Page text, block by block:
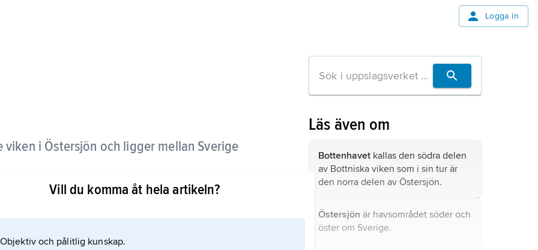
Logga in
i Östersjön och ligger mellan Sverige
i norr, Norra Kvarken, Bottenhavet, Södra
norra delarna brukar frysa till och vara täckta av
Vill du komma åt hela artikeln?
Objektiv och pålitlig kunskap.
Läs även om
Bottenhavet kallas den södra delen
av Bottniska viken som i sin tur är
den norra delen av Östersjön.
Östersjön är havsområdet söder och
öster om Sverige.